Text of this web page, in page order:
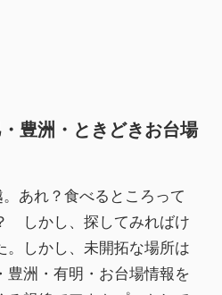
豊洲・ときどきお台場
あれ？食べるところって
しかし、探してみればけ
。しかし、未開拓な場所は
豊洲・有明・お台場情報を